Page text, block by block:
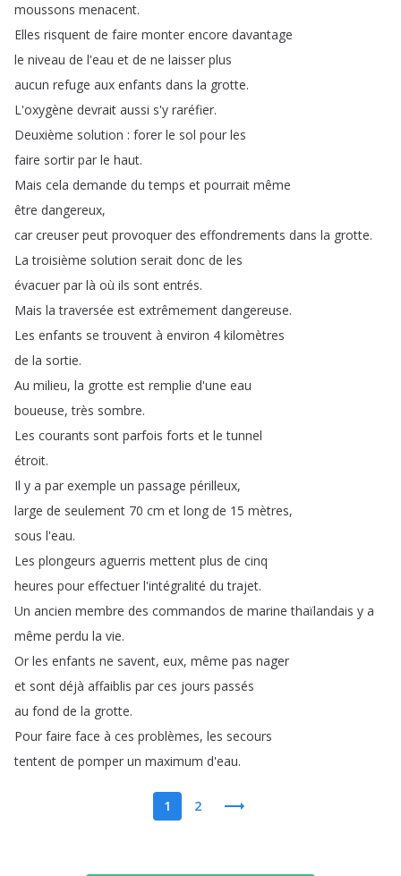
moussons menacent.
Elles risquent de faire monter encore davantage
le niveau de l'eau et de ne laisser plus
aucun refuge aux enfants dans la grotte.
L'oxygène devrait aussi s'y raréfier.
Deuxième solution : forer le sol pour les
faire sortir par le haut.
Mais cela demande du temps et pourrait même
être dangereux,
car creuser peut provoquer des effondrements dans la grotte.
La troisième solution serait donc de les
évacuer par là où ils sont entrés.
Mais la traversée est extrêmement dangereuse.
Les enfants se trouvent à environ 4 kilomètres
de la sortie.
Au milieu, la grotte est remplie d'une eau
boueuse,très sombre.
Les courants sont parfois forts et le tunnel
étroit.
Il y a par exemple un passage périlleux,
large de seulement 70 cm et long de 15 mètres,
sous l'eau.
Les plongeurs aguerris mettent plus de cinq
heures pour effectuer l'intégralité du trajet.
Un ancien membre des commandos de marine thaïlandais y a
même perdu la vie.
Or les enfants ne savent, eux, même pas nager
et sont déjà affaiblis par ces jours passés
au fond de la grotte.
Pour faire face à ces problèmes, les secours
tentent de pomper un maximum d'eau.
1 2